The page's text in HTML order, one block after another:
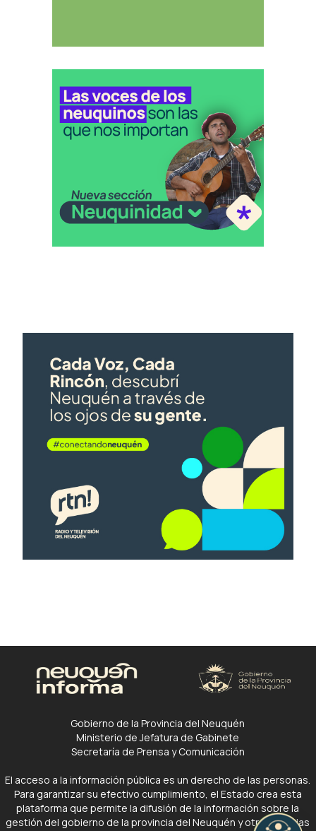
Gobierno de la Provincia del Neuquén
Ministerio de Jefatura de Gabinete
Secretaría de Prensa y Comunicación
El acceso a la información pública es un derecho de las personas.
Para garantizar su efectivo cumplimiento, el Estado crea esta
plataforma que permite la difusión de la información sobre la
gestión del gobierno de la provincia del Neuquén y otras noticias